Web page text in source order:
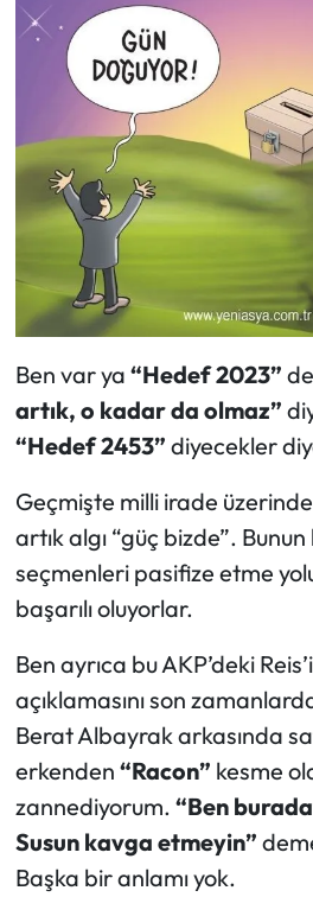
Ben var ya “Hedef 2023”
artık, o kadar da olmaz”
“Hedef 2453” diyecekler
Geçmişte milli irade
artık algı “güç bizde”.
seçmenleri pasifize etme
başarılı oluyorlar.
Ben ayrıca bu AKP’deki
açıklamasını son
Berat Albayrak arkasında
erkenden “Racon” kesme
zannediyorum. “Ben
Susun kavga etmeyin”
Başka bir anlamı yok.